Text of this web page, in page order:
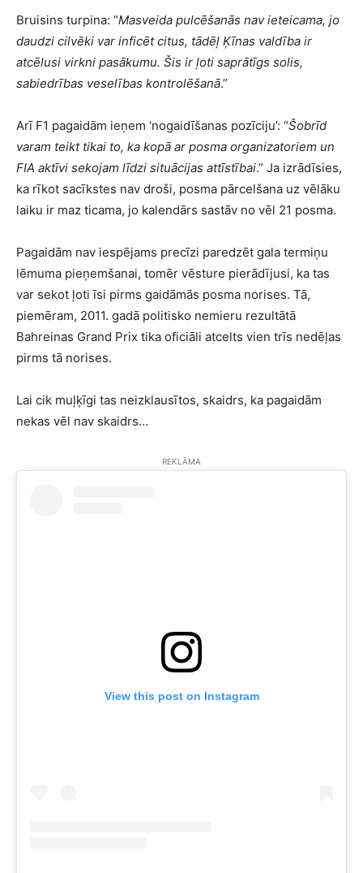
Bruisins turpina: “Masveida pulcēšanās nav ieteicama, jo
daudzi cilvēki var inficēt citus, tādēļ Ķīnas valdība ir
atcēlusi virkni pasākumu. Šis ir ļoti saprātīgs solis,
sabiedrības veselības kontrolēšanā.”
Arī F1 pagaidām ieņem ‘nogaidīšanas pozīciju’: “Šobrīd
varam teikt tikai to, ka kopā ar posma organizatoriem un
FIA aktīvi sekojam līdzi situācijas attīstībai.” Ja izrādīsies,
ka rīkot sacīkstes nav droši, posma pārcelšana uz vēlāku
laiku ir maz ticama, jo kalendārs sastāv no vēl 21 posma.
Pagaidām nav iespējams precīzi paredzēt gala termiņu
lēmuma pieņemšanai, tomēr vēsture pierādījusi, ka tas
var sekot ļoti īsi pirms gaidāmās posma norises. Tā,
piemēram, 2011. gadā politisko nemieru rezultātā
Bahreinas Grand Prix tika oficiāli atcelts vien trīs nedēļas
pirms tā norises.
Lai cik muļķīgi tas neizklausītos, skaidrs, ka pagaidām
nekas vēl nav skaidrs…
REKLĀMA
View this post on Instagram